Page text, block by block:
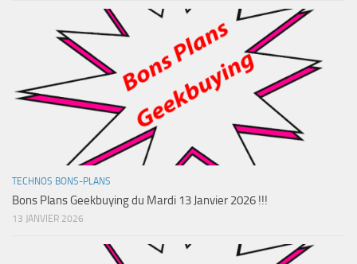
TECHNOS BONS-PLANS
Bons Plans Geekbuying du Mardi 13 Janvier 2026 !!!
13 JANVIER 2026